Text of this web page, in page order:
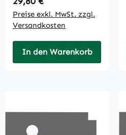
Preise exkl. MwSt. zzgl.
Versandkosten
In den Warenkorb